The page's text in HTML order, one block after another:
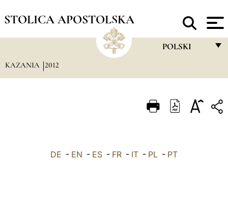
STOLICA APOSTOLSKA
POLSKI
ITALIANO
KAZANIA 2012
DE - EN - ES - FR - IT - PL - PT